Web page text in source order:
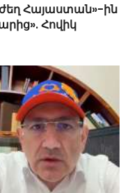
Հայաստան»-ին
Հովիկ